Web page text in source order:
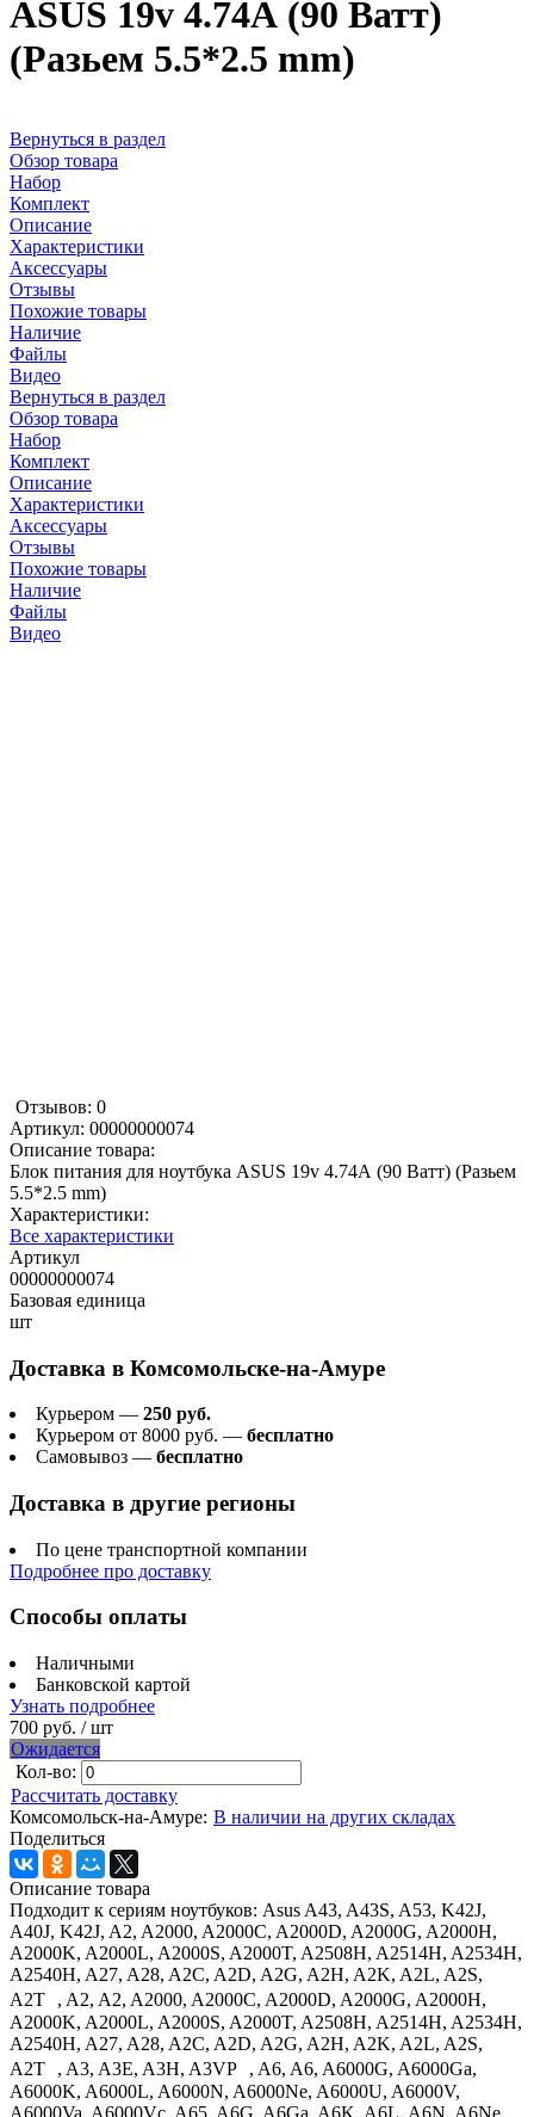
ASUS 19v 4.74А (90 Ватт)
(Разьем 5.5*2.5 mm)
Вернуться в раздел
Обзор товара
Набор
Комплект
Описание
Характеристики
Аксессуары
Отзывы
Похожие товары
Наличие
Файлы
Видео
Вернуться в раздел
Обзор товара
Набор
Комплект
Описание
Характеристики
Аксессуары
Отзывы
Похожие товары
Наличие
Файлы
Видео
Отзывов: 0
Артикул: 00000000074
Описание товара:
Блок питания для ноутбука ASUS 19v 4.74А (90 Ватт) (Разьем
5.5*2.5 mm)
Характеристики:
Все характеристики
Артикул
00000000074
Базовая единица
шт
Доставка в Комсомольске-на-Амуре
Курьером — 250 руб.
Курьером от 8000 руб. — бесплатно
Самовывоз — бесплатно
Доставка в другие регионы
По цене транспортной компании
Подробнее про доставку
Способы оплаты
Наличными
Банковской картой
Узнать подробнее
700 руб. / шт
Ожидается
Кол-во:
Рассчитать доставку
Комсомольск-на-Амуре: В наличии на других складах
Поделиться
Описание товара
Подходит к сериям ноутбуков: Asus A43, A43S, A53, K42J,
A40J, K42J, A2, A2000, A2000C, A2000D, A2000G, A2000H,
A2000K, A2000L, A2000S, A2000T, A2508H, A2514H, A2534H,
A2540H, A27, A28, A2C, A2D, A2G, A2H, A2K, A2L, A2S,
A2T , A2, A2, A2000, A2000C, A2000D, A2000G, A2000H,
A2000K, A2000L, A2000S, A2000T, A2508H, A2514H, A2534H,
A2540H, A27, A28, A2C, A2D, A2G, A2H, A2K, A2L, A2S,
A2T , A3, A3E, A3H, A3VP , A6, A6, A6000G, A6000Ga,
A6000K, A6000L, A6000N, A6000Ne, A6000U, A6000V,